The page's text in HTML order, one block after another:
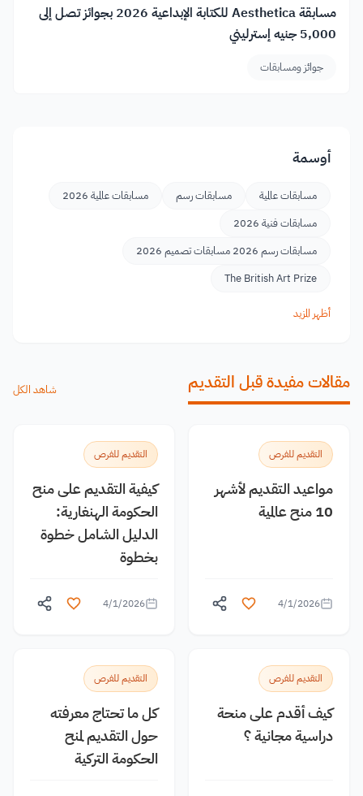
مسابقة Aesthetica للكتابة الإبداعية 2026 بجوائز تصل إلى
5,000 جنيه إسترليني
جوائز ومسابقات
أوسمة
مسابقات عالمية مسابقات رسم
مسابقات عالمية 2026
مسابقات فنية 2026
مسابقات رسم 2026 مسابقات تصميم 2026
The British Art Prize
أظهر المزيد
مقالات مفيدة قبل التقديم شاهد الكل
التقديم للفرص
مواعيد التقديم لأشهر
10 منح عالمية
4/1/2026
التقديم للفرص
كيفية التقديم على منح
الحكومة الهنغارية:
الدليل الشامل خطوة
بخطوة
4/1/2026
التقديم للفرص
كيف أقدم على منحة
دراسية مجانية ؟
التقديم للفرص
كل ما تحتاج معرفته
حول التقديم لمنح
الحكومة التركية